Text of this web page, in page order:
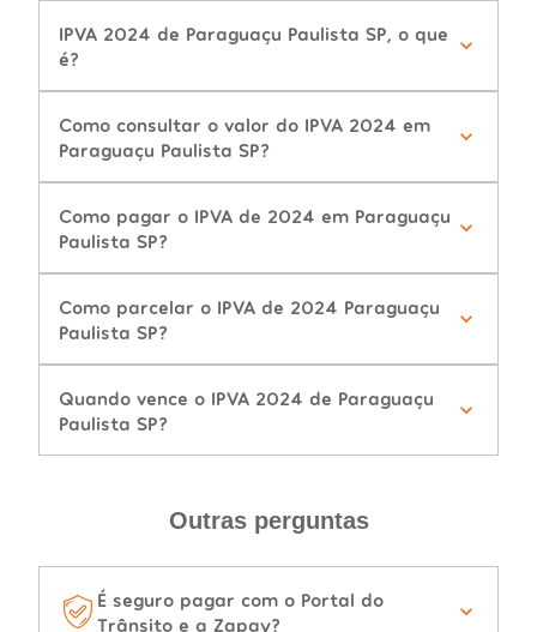
IPVA 2024 de Paraguaçu Paulista SP, o que
é?
Como consultar o valor do IPVA 2024 em
Paraguaçu Paulista SP?
Como pagar o IPVA de 2024 em Paraguaçu
Paulista SP?
Como parcelar o IPVA de 2024 Paraguaçu
Paulista SP?
Quando vence o IPVA 2024 de Paraguaçu
Paulista SP?
Outras perguntas
É seguro pagar com o Portal do
Trânsito e a Zapay?